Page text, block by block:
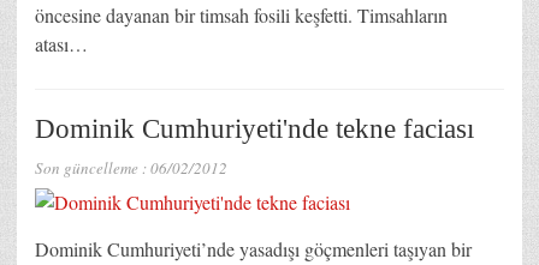
öncesine dayanan bir timsah fosili keşfetti. Timsahların
atası…
Dominik Cumhuriyeti'nde tekne faciası
Son güncelleme :06/02/2012
Dominik Cumhuriyeti’nde yasadışı göçmenleri taşıyan bir